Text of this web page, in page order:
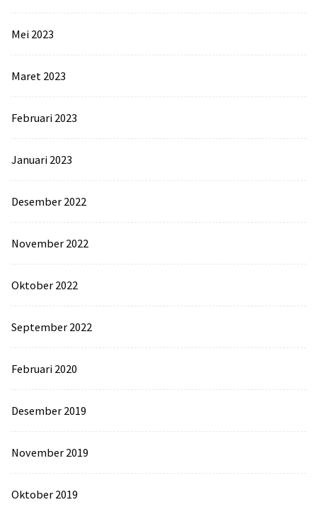
Mei 2023
Maret 2023
Februari 2023
Januari 2023
Desember 2022
November 2022
Oktober 2022
September 2022
Februari 2020
Desember 2019
November 2019
Oktober 2019